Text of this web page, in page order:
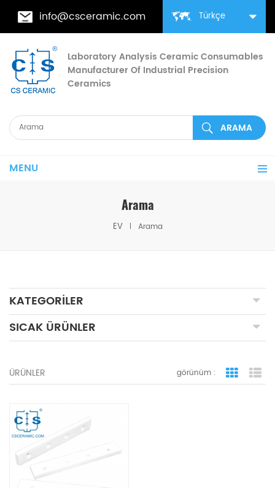
Türkçe
info@csceramic.com
Laboratory Analysis Ceramic Consumables
Manufacturer Of Industrial Precision
Ceramics
MENU
Arama
EV Arama
KATEGORILER
SICAK ÜRÜNLER
ÜRÜNLER görünüm : ızgara